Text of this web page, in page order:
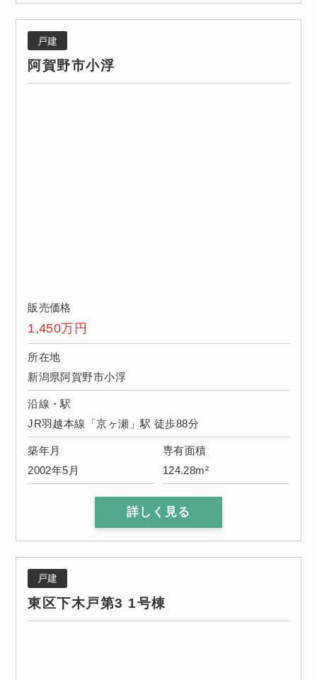
戸建
阿賀野市小浮
販売価格
1,450万円
所在地
新潟県阿賀野市小浮
沿線・駅
JR羽越本線「京ヶ瀬」駅 徒歩88分
築年月
2002年5月
専有面積
124.28m²
詳しく見る
戸建
東区下木戸第3 1号棟